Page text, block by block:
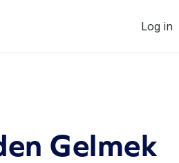
Log in
Gelmek